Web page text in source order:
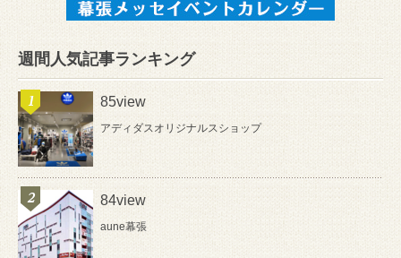
週間人気記事ランキング
85view
アディダスオリジナルスショップ
84view
aune幕張